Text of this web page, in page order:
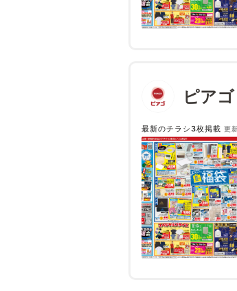
ピア
最新のチラシ3枚掲載 更